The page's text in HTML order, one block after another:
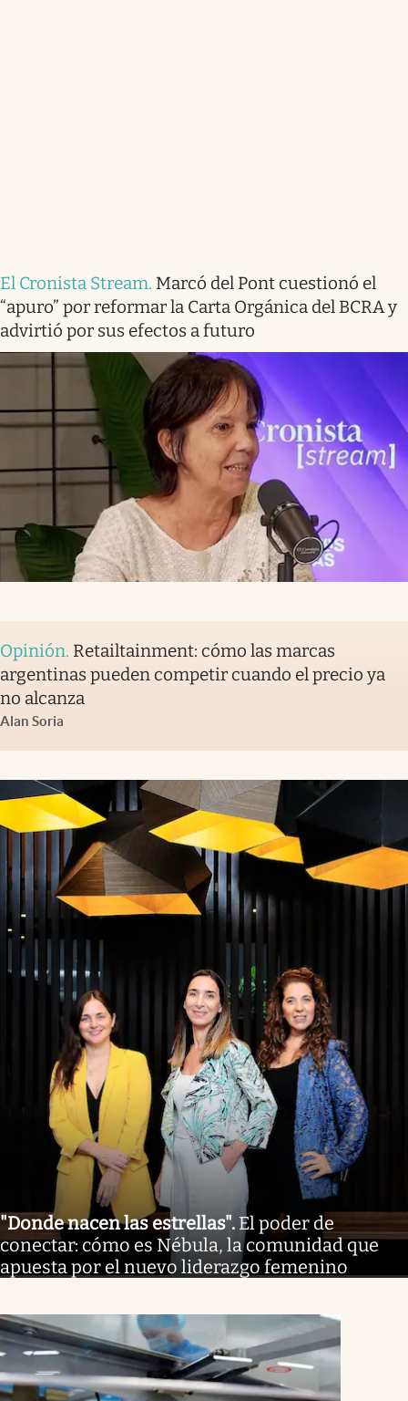
El Cronista Stream. Marcó del Pont cuestionó el
“apuro” por reformar la Carta Orgánica del BCRA y
advirtió por sus efectos a futuro
Opinión. Retailtainment: cómo las marcas
argentinas pueden competir cuando el precio ya
no alcanza
Alan Soria
"Donde nacen las estrellas". El poder de
conectar: cómo es Nébula, la comunidad que
apuesta por el nuevo liderazgo femenino